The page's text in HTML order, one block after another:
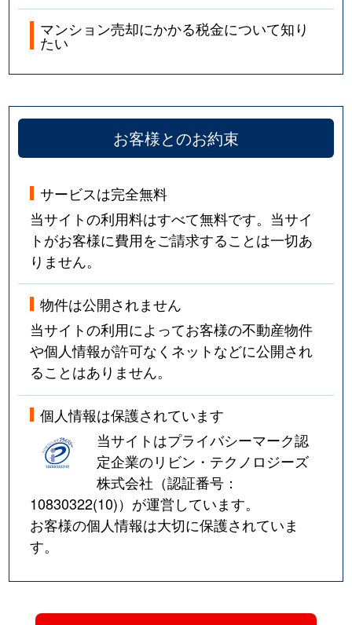
マンション売却にかかる税金について知り
たい
お客様とのお約束
サービスは完全無料
当サイトの利用料はすべて無料です。当サイ
トがお客様に費用をご請求することは一切あ
りません。
物件は公開されません
当サイトの利用によってお客様の不動産物件
や個人情報が許可なくネットなどに公開され
ることはありません。
個人情報は保護されています
当サイトはプライバシーマーク認
定企業のリビン・テクノロジーズ
株式会社（認証番号：
10830322(10)）が運営しています。
お客様の個人情報は大切に保護されていま
す。